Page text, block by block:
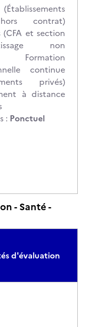
contrat)
et section
non
Formation
continue
privés)
à distance
: Ponctuel
- Santé -
d'évaluation